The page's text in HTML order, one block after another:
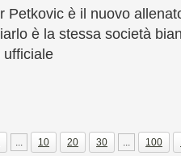
Petkovic è il nuovo
è la stessa società
ufficiale
... 10 20 30 ... 100